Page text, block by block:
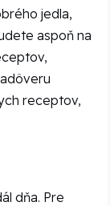
jedla,
aspoň na
receptov,
dňa. Pre